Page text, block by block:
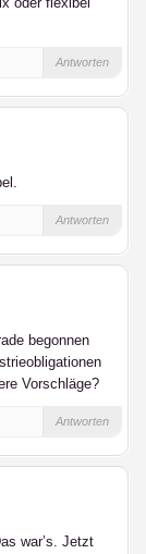
Antworten
Antworten
begonnen
Vorschläge?
Antworten
war’s. Jetzt